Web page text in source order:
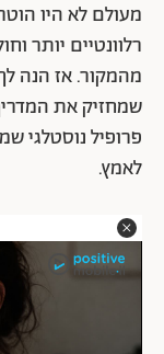
מעולם לא היו
רלוונטיים יותר
מהמקור. אז הנה
שמחזיק את המדריך
פרופיל נוסטלגי
לאמץ.